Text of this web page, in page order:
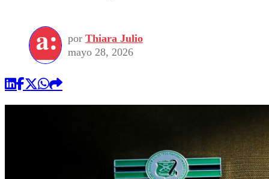
por Thiara Julio
mayo 28, 2026